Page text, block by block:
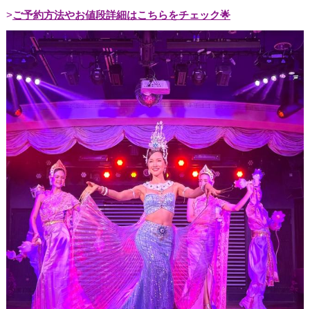
ご予約方法やお値段詳細はこちらをチェック🌟